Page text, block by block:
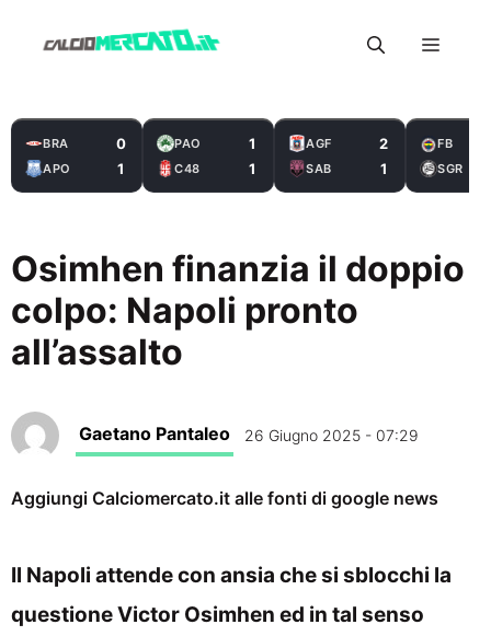
Menu
BRA 0
APO 1
PAO 1
C48 1
AGF 2
SAB 1
FB
SGR
Osimhen finanzia il doppio
colpo: Napoli pronto
all’assalto
Gaetano Pantaleo 26 Giugno 2025 - 07:29
Aggiungi Calciomercato.it alle fonti di google news
Il Napoli attende con ansia che si sblocchi la
questione Victor Osimhen ed in tal senso